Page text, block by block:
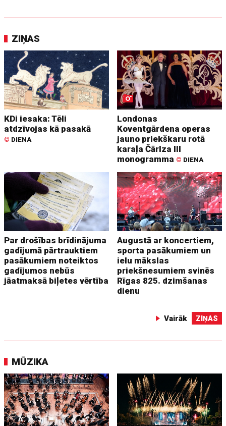
ZIŅAS
KDi iesaka: Tēli
atdzīvojas kā pasakā
© DIENA
Londonas
Koventgārdena operas
jauno priekškaru rotā
karaļa Čārlza III
monogramma © DIENA
Par drošības brīdinājuma
gadījumā pārtrauktiem
pasākumiem noteiktos
gadījumos nebūs
jāatmaksā biļetes vērtība
Augustā ar koncertiem,
sporta pasākumiem un
ielu mākslas
priekšnesumiem svinēs
Rīgas 825. dzimšanas
dienu
Vairāk ZIŅAS
MŪZIKA